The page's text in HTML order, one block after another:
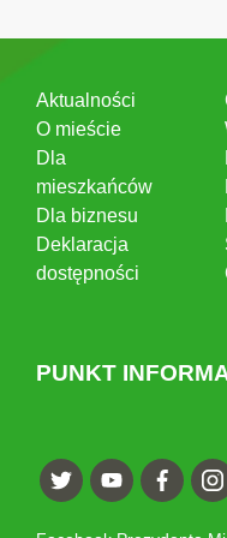
Aktualności
O mieście
Dla
mieszkańców
Dla biznesu
Deklaracja
dostępności
PUNKT